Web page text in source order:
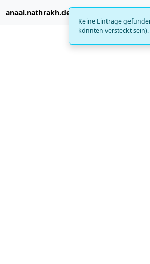
Keine Einträge
könnten versteckt sein).
anaal.nathrakh.de